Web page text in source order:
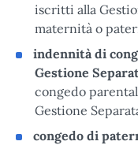
iscritti alla
maternità o
indennità di
Gestione
congedo
Gestione
congedo di